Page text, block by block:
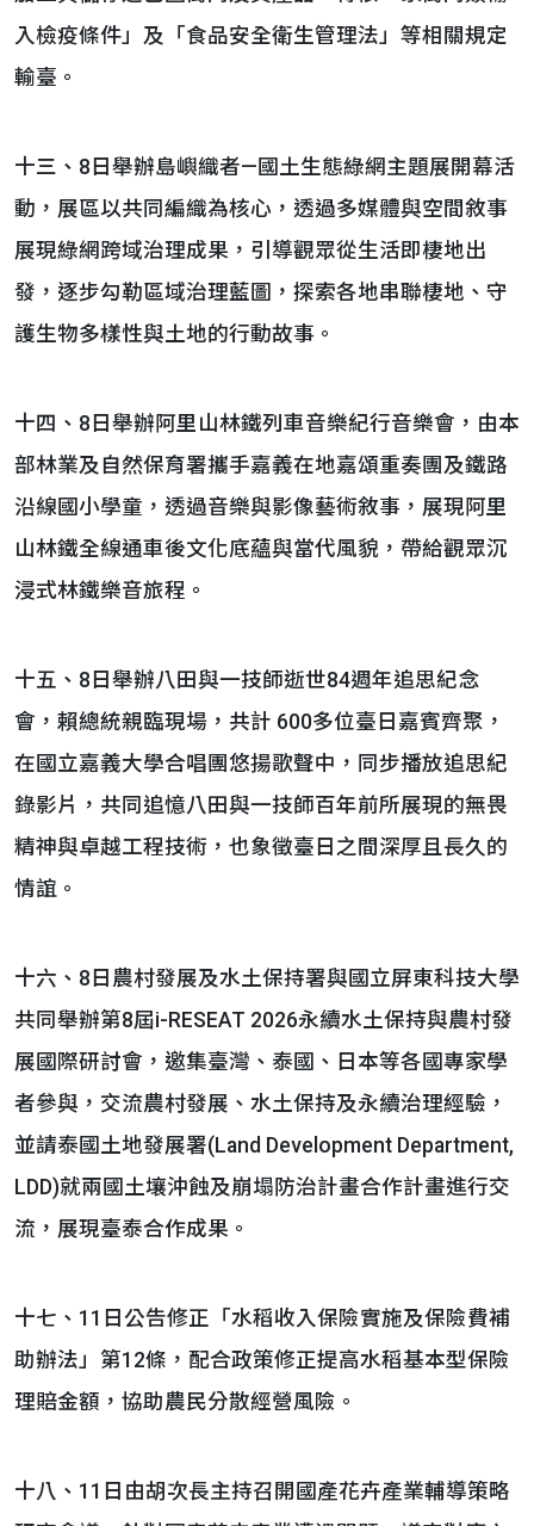
入檢疫條件」及「食品安全衛生管理法」等相關規定
輸臺。
十三、8日舉辦島嶼織者—國土生態綠網主題展開幕活
動，展區以共同編織為核心，透過多媒體與空間敘事
展現綠網跨域治理成果，引導觀眾從生活即棲地出
發，逐步勾勒區域治理藍圖，探索各地串聯棲地、守
護生物多樣性與土地的行動故事。
十四、8日舉辦阿里山林鐵列車音樂紀行音樂會，由本
部林業及自然保育署攜手嘉義在地嘉頌重奏團及鐵路
沿線國小學童，透過音樂與影像藝術敘事，展現阿里
山林鐵全線通車後文化底蘊與當代風貌，帶給觀眾沉
浸式林鐵樂音旅程。
十五、8日舉辦八田與一技師逝世84週年追思紀念
會，賴總統親臨現場，共計 600多位臺日嘉賓齊聚，
在國立嘉義大學合唱團悠揚歌聲中，同步播放追思紀
錄影片，共同追憶八田與一技師百年前所展現的無畏
精神與卓越工程技術，也象徵臺日之間深厚且長久的
情誼。
十六、8日農村發展及水土保持署與國立屏東科技大學
共同舉辦第8屆i-RESEAT 2026永續水土保持與農村發
展國際研討會，邀集臺灣、泰國、日本等各國專家學
者參與，交流農村發展、水土保持及永續治理經驗，
並請泰國土地發展署(Land Development Department,
LDD)就兩國土壤沖蝕及崩塌防治計畫合作計畫進行交
流，展現臺泰合作成果。
十七、11日公告修正「水稻收入保險實施及保險費補
助辦法」第12條，配合政策修正提高水稻基本型保險
理賠金額，協助農民分散經營風險。
十八、11日由胡次長主持召開國產花卉產業輔導策略